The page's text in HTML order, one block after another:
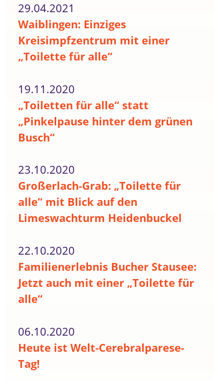
29.04.2021
Waiblingen: Einziges
Kreisimpfzentrum mit einer
„Toilette für alle“
19.11.2020
„Toiletten für alle“ statt
„Pinkelpause hinter dem grünen
Busch“
23.10.2020
Großerlach-Grab: „Toilette für
alle“ mit Blick auf den
Limeswachturm Heidenbuckel
22.10.2020
Familienerlebnis Bucher Stausee:
Jetzt auch mit einer „Toilette für
alle“
06.10.2020
Heute ist Welt-Cerebralparese-
Tag!